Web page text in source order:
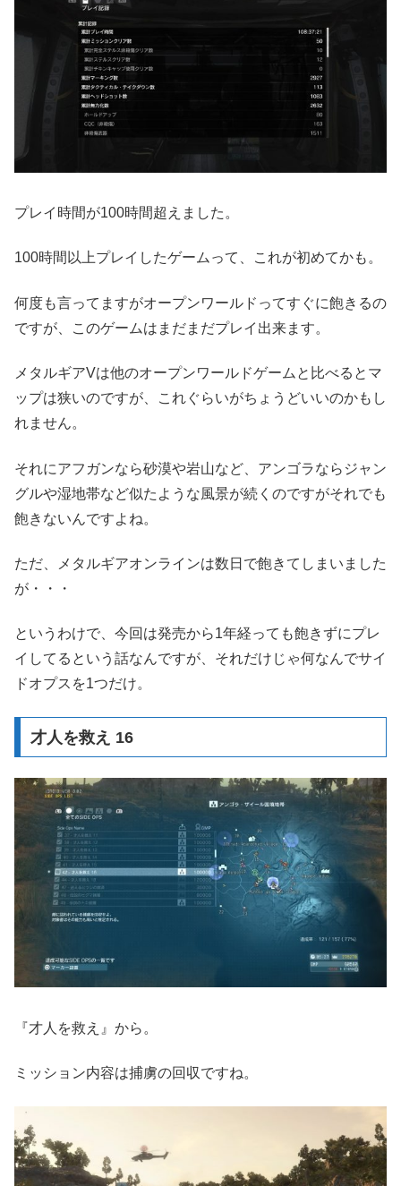
プレイ時間が100時間超えました。
100時間以上プレイしたゲームって、これが初めてかも。
何度も言ってますがオープンワールドってすぐに飽きるの
ですが、このゲームはまだまだプレイ出来ます。
メタルギアVは他のオープンワールドゲームと比べるとマ
ップは狭いのですが、これぐらいがちょうどいいのかもし
れません。
それにアフガンなら砂漠や岩山など、アンゴラならジャン
グルや湿地帯など似たような風景が続くのですがそれでも
飽きないんですよね。
ただ、メタルギアオンラインは数日で飽きてしまいました
が・・・
というわけで、今回は発売から1年経っても飽きずにプレ
イしてるという話なんですが、それだけじゃ何なんでサイ
ドオプスを1つだけ。
才人を救え 16
『才人を救え』から。
ミッション内容は捕虜の回収ですね。